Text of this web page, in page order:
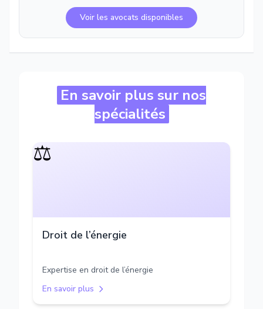
Voir les avocats disponibles
En savoir plus sur nos
spécialités
⚖️
Droit de l’énergie
Expertise en droit de l’énergie
En savoir plus